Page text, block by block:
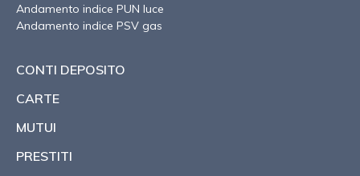
Andamento indice PUN luce
Andamento indice PSV gas
CONTI DEPOSITO
CARTE
MUTUI
PRESTITI